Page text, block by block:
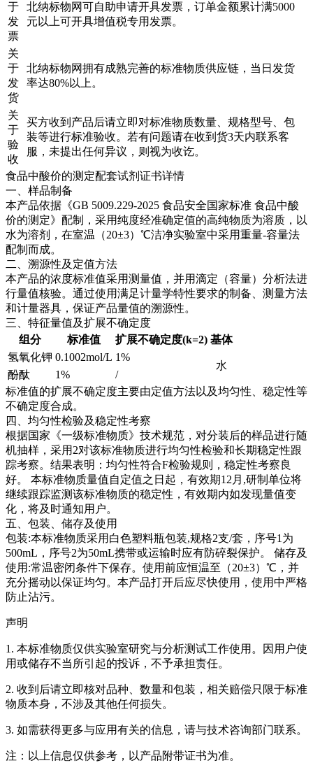
于
发
票
北纳标物网可自助申请开具发票，订单金额累计满5000
元以上可开具增值税专用发票。
关
于
发
货
北纳标物网拥有成熟完善的标准物质供应链，当日发货
率达80%以上。
关
于
验
收
买方收到产品后请立即对标准物质数量、规格型号、包
装等进行标准验收。若有问题请在收到货3天内联系客
服，未提出任何异议，则视为收讫。
食品中酸价的测定配套试剂证书详情
一、样品制备
本产品依据《GB 5009.229-2025 食品安全国家标准 食品中酸
价的测定》配制，采用纯度经准确定值的高纯物质为溶质，以
水为溶剂，在室温（20±3）℃洁净实验室中采用重量-容量法
配制而成。
二、溯源性及定值方法
本产品的浓度标准值采用测量值，并用滴定（容量）分析法进
行量值核验。通过使用满足计量学特性要求的制备、测量方法
和计量器具，保证产品量值的溯源性。
三、特征量值及扩展不确定度
组分
标准值 扩展不确定度(k=2) 基体
氢氧化钾 0.1002mol/L 1%
水
酚酞 1%
/
标准值的扩展不确定度主要由定值方法以及均匀性、稳定性等
不确定度合成。
四、均匀性检验及稳定性考察
根据国家《一级标准物质》技术规范，对分装后的样品进行随
机抽样，采用2对该标准物质进行均匀性检验和长期稳定性跟
踪考察。结果表明：均匀性符合F检验规则，稳定性考察良
好。 本标准物质量值自定值之日起，有效期12月,研制单位将
继续跟踪监测该标准物质的稳定性，有效期内如发现量值变
化，将及时通知用户。
五、包装、储存及使用
包装:本标准物质采用白色塑料瓶包装,规格2支/套，序号1为
500mL，序号2为50mL携带或运输时应有防碎裂保护。 储存及
使用:常温密闭条件下保存。使用前应恒温至（20±3）℃，并
充分摇动以保证均匀。本产品打开后应尽快使用，使用中严格
防止沾污。
声明
1. 本标准物质仅供实验室研究与分析测试工作使用。因用户使
用或储存不当所引起的投诉，不予承担责任。
2. 收到后请立即核对品种、数量和包装，相关赔偿只限于标准
物质本身，不涉及其他任何损失。
3. 如需获得更多与应用有关的信息，请与技术咨询部门联系。
注：以上信息仅供参考，以产品附带证书为准。